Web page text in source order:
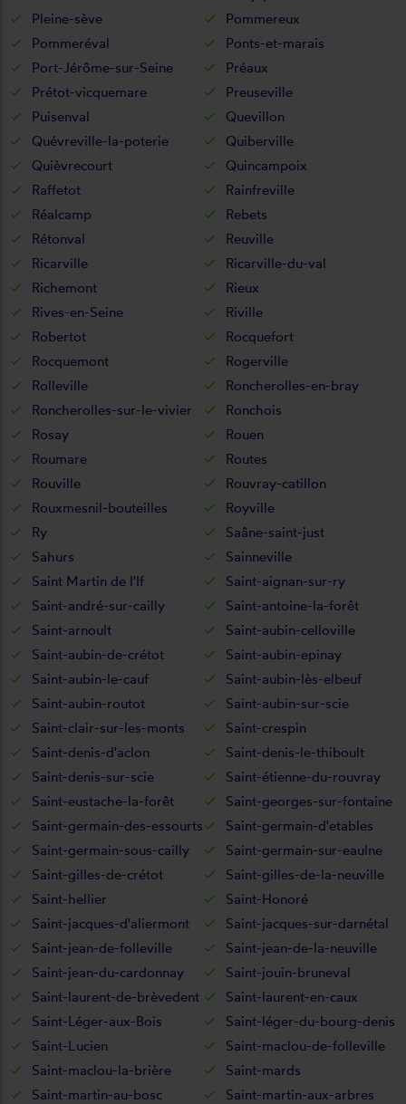
Pleine-sève
Pommereux
Pommeréval
Ponts-et-marais
Port-Jérôme-sur-Seine
Préaux
Prétot-vicquemare
Preuseville
Puisenval
Quevillon
Quévreville-la-poterie
Quiberville
Quièvrecourt
Quincampoix
Raffetot
Rainfreville
Réalcamp
Rebets
Rétonval
Reuville
Ricarville
Ricarville-du-val
Richemont
Rieux
Rives-en-Seine
Riville
Robertot
Rocquefort
Rocquemont
Rogerville
Rolleville
Roncherolles-en-bray
Roncherolles-sur-le-vivier
Ronchois
Rosay
Rouen
Roumare
Routes
Rouville
Rouvray-catillon
Rouxmesnil-bouteilles
Royville
Ry
Saâne-saint-just
Sahurs
Sainneville
Saint Martin de l'If
Saint-aignan-sur-ry
Saint-andré-sur-cailly
Saint-antoine-la-forêt
Saint-arnoult
Saint-aubin-celloville
Saint-aubin-de-crétot
Saint-aubin-epinay
Saint-aubin-le-cauf
Saint-aubin-lès-elbeuf
Saint-aubin-routot
Saint-aubin-sur-scie
Saint-clair-sur-les-monts
Saint-crespin
Saint-denis-d'aclon
Saint-denis-le-thiboult
Saint-denis-sur-scie
Saint-étienne-du-rouvray
Saint-eustache-la-forêt
Saint-georges-sur-fontaine
Saint-germain-des-essourts
Saint-germain-d'etables
Saint-germain-sous-cailly
Saint-germain-sur-eaulne
Saint-gilles-de-crétot
Saint-gilles-de-la-neuville
Saint-hellier
Saint-Honoré
Saint-jacques-d'aliermont
Saint-jacques-sur-darnétal
Saint-jean-de-folleville
Saint-jean-de-la-neuville
Saint-jean-du-cardonnay
Saint-jouin-bruneval
Saint-laurent-de-brèvedent
Saint-laurent-en-caux
Saint-Léger-aux-Bois
Saint-léger-du-bourg-denis
Saint-Lucien
Saint-maclou-de-folleville
Saint-maclou-la-brière
Saint-mards
Saint-martin-au-bosc
Saint-martin-aux-arbres